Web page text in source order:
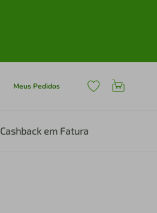
Meus Pedidos
Cashback em Fatura